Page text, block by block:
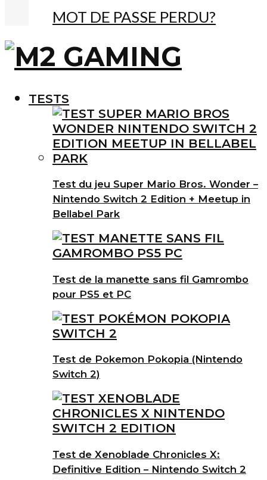
MOT DE PASSE PERDU?
TESTS
Test du jeu Super Mario Bros. Wonder –
Nintendo Switch 2 Edition + Meetup in
Bellabel Park
Test de la manette sans fil Gamrombo
pour PS5 et PC
Test de Pokemon Pokopia (Nintendo
Switch 2)
Test de Xenoblade Chronicles X:
Definitive Edition – Nintendo Switch 2